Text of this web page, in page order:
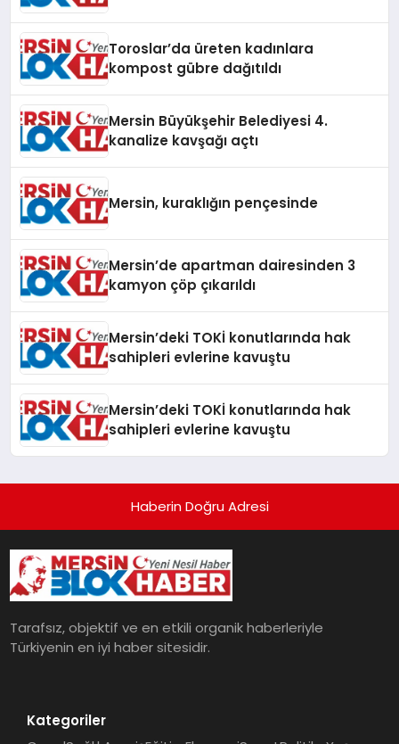
Toroslar’da üreten kadınlara
kompost gübre dağıtıldı
Mersin Büyükşehir Belediyesi 4.
kanalize kavşağı açtı
Mersin, kuraklığın pençesinde
Mersin’de apartman dairesinden 3
kamyon çöp çıkarıldı
Mersin’deki TOKİ konutlarında hak
sahipleri evlerine kavuştu
Mersin’deki TOKİ konutlarında hak
sahipleri evlerine kavuştu
Haberin Doğru Adresi
Tarafsız, objektif ve en etkili organik haberleriyle
Türkiyenin en iyi haber sitesidir.
Kategoriler